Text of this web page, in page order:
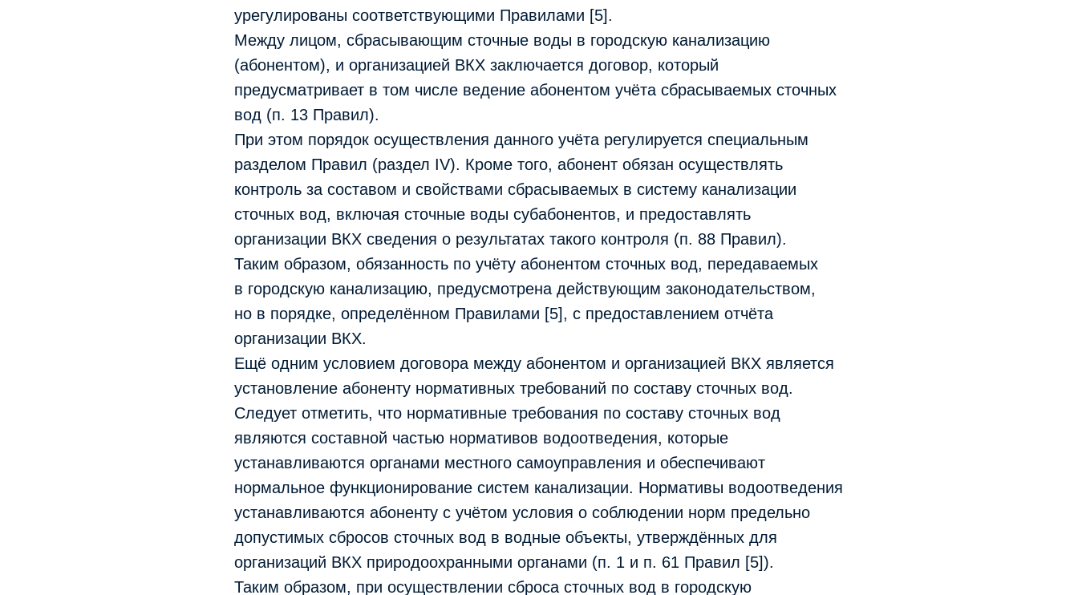
урегулированы соответствующими Правилами [5].
Между лицом, сбрасывающим сточные воды в городскую канализацию
(абонентом), и организацией ВКХ заключается договор, который
предусматривает в том числе ведение абонентом учёта сбрасываемых сточных
вод (п. 13 Правил).
При этом порядок осуществления данного учёта регулируется специальным
разделом Правил (раздел IV). Кроме того, абонент обязан осуществлять
контроль за составом и свойствами сбрасываемых в систему канализации
сточных вод, включая сточные воды субабонентов, и предоставлять
организации ВКХ сведения о результатах такого контроля (п. 88 Правил).
Таким образом, обязанность по учёту абонентом сточных вод, передаваемых
в городскую канализацию, предусмотрена действующим законодательством,
но в порядке, определённом Правилами [5], с предоставлением отчёта
организации ВКХ.
Ещё одним условием договора между абонентом и организацией ВКХ является
установление абоненту нормативных требований по составу сточных вод.
Следует отметить, что нормативные требования по составу сточных вод
являются составной частью нормативов водоотведения, которые
устанавливаются органами местного самоуправления и обеспечивают
нормальное функционирование систем канализации. Нормативы водоотведения
устанавливаются абоненту с учётом условия о соблюдении норм предельно
допустимых сбросов сточных вод в водные объекты, утверждённых для
организаций ВКХ природоохранными органами (п. 1 и п. 61 Правил [5]).
Таким образом, при осуществлении сброса сточных вод в городскую